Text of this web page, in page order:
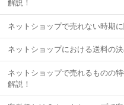
解説！
ネットショップで売れない時期
ネットショップにおける送料の
ネットショップで売れるものの
解説！